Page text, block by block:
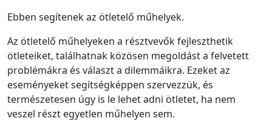
Ebben segítenek az ötletelő műhelyek.
Az ötletelő műhelyeken a résztvevők fejleszthetik
ötleteiket, találhatnak közösen megoldást a felvetett
problémákra és választ a dilemmáikra. Ezeket az
eseményeket segítségképpen szervezzük, és
természetesen úgy is le lehet adni ötletet, ha nem
veszel részt egyetlen műhelyen sem.